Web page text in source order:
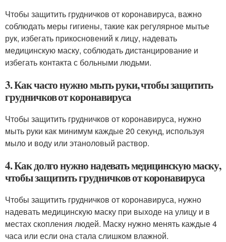
Чтобы защитить грудничков от коронавируса, важно
соблюдать меры гигиены, такие как регулярное мытье
рук, избегать прикосновений к лицу, надевать
медицинскую маску, соблюдать дистанцирование и
избегать контакта с больными людьми.
3. Как часто нужно мыть руки, чтобы защитить
грудничков от коронавируса
Чтобы защитить грудничков от коронавируса, нужно
мыть руки как минимум каждые 20 секунд, используя
мыло и воду или этаноловый раствор.
4. Как долго нужно надевать медицинскую маску,
чтобы защитить грудничков от коронавируса
Чтобы защитить грудничков от коронавируса, нужно
надевать медицинскую маску при выходе на улицу и в
местах скопления людей. Маску нужно менять каждые 4
часа или если она стала слишком влажной.